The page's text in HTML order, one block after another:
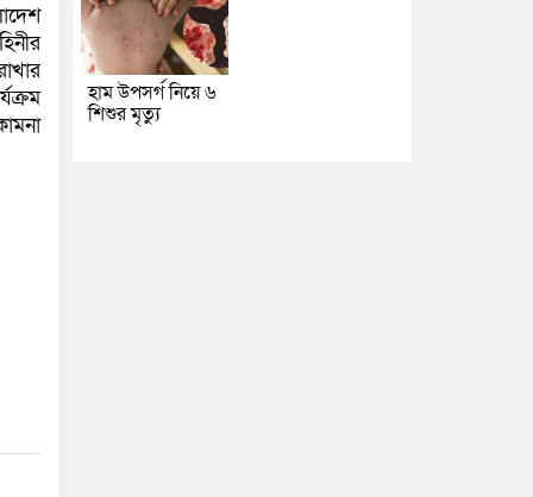
হাম উপসর্গ নিয়ে ৬
শিশুর মৃত্যু